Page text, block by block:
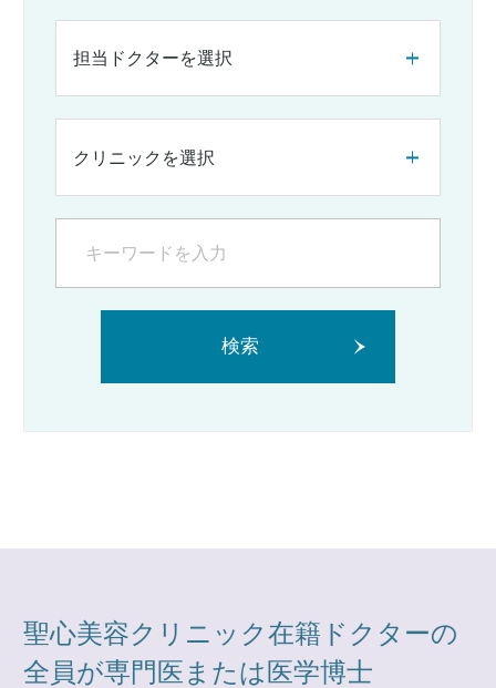
担当ドクターを選択
クリニックを選択
検索
聖心美容クリニック在籍ドクターの
全員が専門医または医学博士